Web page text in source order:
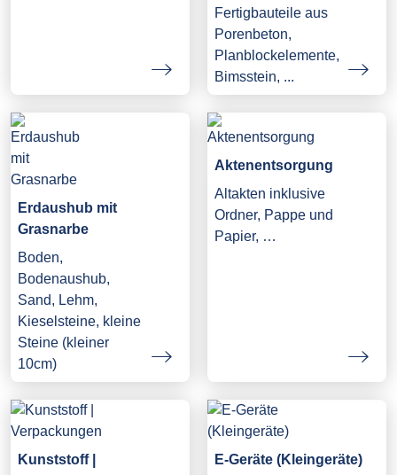
Fertigbauteile aus
Porenbeton,
Planblockelemente,
Bimsstein, ...
Erdaushub mit
Grasnarbe
Boden,
Bodenaushub,
Sand, Lehm,
Kieselsteine, kleine
Steine (kleiner
10cm)
Aktenentsorgung
Altakten inklusive
Ordner, Pappe und
Papier, …
Kunststoff |
E-Geräte (Kleingeräte)